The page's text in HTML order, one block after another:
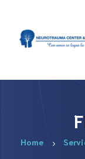
Home